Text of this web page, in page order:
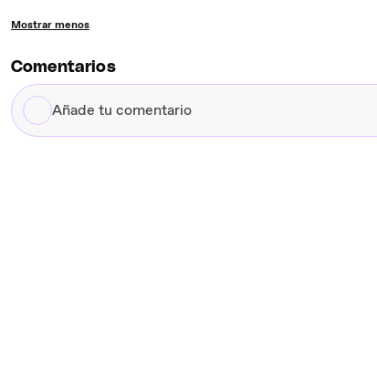
Mostrar menos
Comentarios
Añade
tu